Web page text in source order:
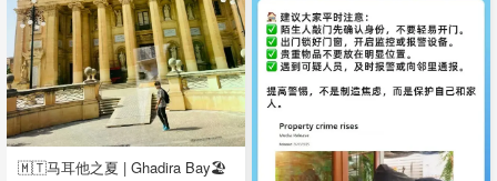
🇲🇹马耳他之夏 | Ghadira Bay🏖️